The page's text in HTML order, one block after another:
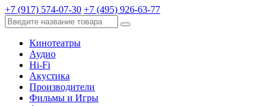
+7 (917) 574-07-30 +7 (495) 926-63-77
Кинотеатры
Аудио
Hi-Fi
Акустика
Производители
Фильмы и Игры